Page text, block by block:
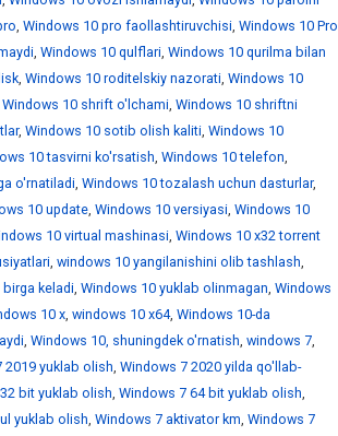
, Windows 10 pro faollashtiruvchisi, Windows 10 Pro
, Windows 10 qulflari, Windows 10 qurilma bilan
, Windows 10 roditelskiy nazorati, Windows 10
Windows 10 shrift o'lchami, Windows 10 shriftni
, Windows 10 sotib olish kaliti, Windows 10
10 tasvirni ko'rsatish, Windows 10 telefon,
o'rnatiladi, Windows 10 tozalash uchun dasturlar,
10 update, Windows 10 versiyasi, Windows 10
10 virtual mashinasi, Windows 10 x32 torrent
, windows 10 yangilanishini olib tashlash,
keladi, Windows 10 yuklab olinmagan, Windows
10 х, windows 10 х64, Windows 10-da
, Windows 10, shuningdek o'rnatish, windows 7,
2019 yuklab olish, Windows 7 2020 yilda qo'llab-
bit yuklab olish, Windows 7 64 bit yuklab olish,
yuklab olish, Windows 7 aktivator km, Windows 7